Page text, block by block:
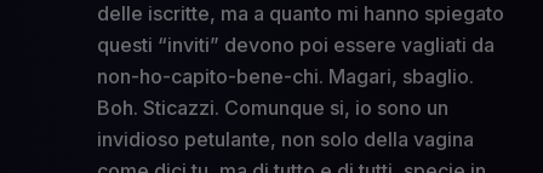
delle iscritte, ma a quanto mi hanno spiegato
questi “inviti” devono poi essere vagliati da
non-ho-capito-bene-chi. Magari, sbaglio.
Boh. Sticazzi. Comunque si, io sono un
invidioso petulante, non solo della vagina